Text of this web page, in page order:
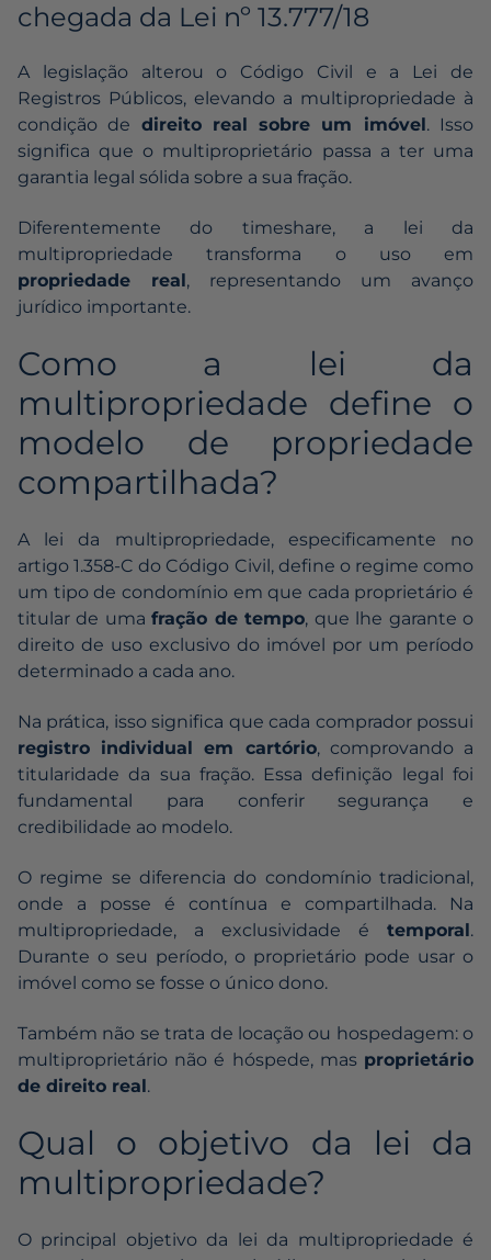
chegada da Lei nº 13.777/18
A legislação alterou o Código Civil e a Lei de
Registros Públicos, elevando a multipropriedade à
condição de direito real sobre um imóvel . Isso
significa que o multiproprietário passa a ter uma
garantia legal sólida sobre a sua fração.
Diferentemente do timeshare, a lei da
multipropriedade transforma o uso em
propriedade real , representando um avanço
jurídico importante.
Como a lei da
multipropriedade define o
modelo de propriedade
compartilhada?
A lei da multipropriedade, especificamente no
artigo 1.358-C do Código Civil, define o regime como
um tipo de condomínio em que cada proprietário é
titular de umafração de tempo, que lhe garante o
direito de uso exclusivo do imóvel por um período
determinado a cada ano.
Na prática, isso significa que cada comprador possui
registro individual em cartório, comprovando a
titularidade da sua fração. Essa definição legal foi
fundamental para conferir segurança e
credibilidade ao modelo.
O regime se diferencia do condomínio tradicional,
onde a posse é contínua e compartilhada. Na
multipropriedade, a exclusividade é temporal .
Durante o seu período, o proprietário pode usar o
imóvel como se fosse o único dono.
Também não se trata de locação ou hospedagem: o
multiproprietário não é hóspede, mas proprietário
de direito real .
Qual o objetivo da lei da
multipropriedade?
O principal objetivo da lei da multipropriedade é